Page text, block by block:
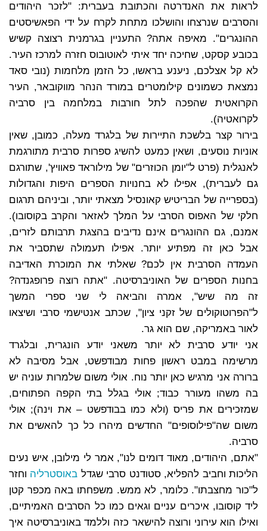
לראות את האנדרטה והכתובת בעברית: "לזכר היהודים
והסרבים שנרצחו והושלכו מתחת לקרח על ידי הפאשיסטים
ההונגרים". מאיפה אתה? התעניין בגרמנית רצוצה קשיש
בכובע קסקט, שחיכה יחד איתי לאוטובוס חזרה למרכז העיר.
לא קל אצלכם, ניענע בראשו, כל הזמן מלחמות (נובי סאד
נמצאת כשמונים קילומטרים במורד הנהר מווקובאר, העיר
הקרואטית שהפכה לתל חורבות במלחמה בין סרביה
לקרואטיה).
בירור קצר בלשכת התיירות של בלגרד מעלה, כמובן, שאין
אוניות נוסעים, ושאין כמעט להשיג ספרות סרבית מתורגמת
לאנגלית (פרט ל"יומן הכוזרים" של מילוראד פאוויץ', שתורגם
גם לעברית), אפילו לא בחנויות הספרים היפות והגדולות
(בספרייה של הבריטיש קאונסיל מצאתי יותר, וביניהם תרגום
חלקי של האפוס הסרבי על המלך לאזאר והקרב בקוסובו).
אמנם, גם ההונגרים אינם נדיבים בהצגת תרבותם לזרים,
אבל כאן זה מפתיע יותר. אפילו תעמולה שתסביר את
העמדה הסרבית אין לכם? שאלתי את המוכרת האדיבה
בחנות הספרים של האוניברסיטה. "אתה רוצה פרופגנדה?
זה מה שיש", אמרה והביאה לי שני ספרי המשך
ל"הפרוטוקולים של זקני ציון", שכתב אנטישמי סרבי ושיצאו
לאור באמריקה, שם הוא גר.
אני יודע סרבית לא יותר משאני יודע הונגרית, ובלגרד
מרשימה במבט ראשון פחות מבודפשט, אבל מסיבה לא
ברורה אני מרגיש כאן יותר נוח. אולי משום שלמרות עוניה יש
בה משהו מעורר כבוד; אולי בגלל בתי הקפה הפתוחים,
שמזכירים את פריס (ולא כמו בבודפשט – את וינה); אולי
משום שה"פילוסופים" החדשים מיהרו כל כך להאשים את
סרביה.
"אתם, היהודים, מאוד דומים לנו", אמר לי מילובן, איש נעים
הליכות וחביב להפליא, סטודנט סרבי שגדל באוסטרליה וחזר
ל"כור מחצבתו". כלומר, לא ממש. משפחתו באה מכפר קטן
ליד קוסובו, איכרים עניים וגאים כמו כל הסרבים האמיתיים,
ואילו הוא עירוני ורוצה להישאר כזה וללמד באוניברסיטה איך